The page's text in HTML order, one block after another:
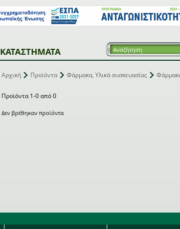
ΚΑΤΑΣΤΗΜΑΤΑ
Αρχική Προϊόντα Φάρμακα, Υλικά συσκευασίας
Προϊόντα 1-0 από 0
Δεν βρέθηκαν προϊόντα